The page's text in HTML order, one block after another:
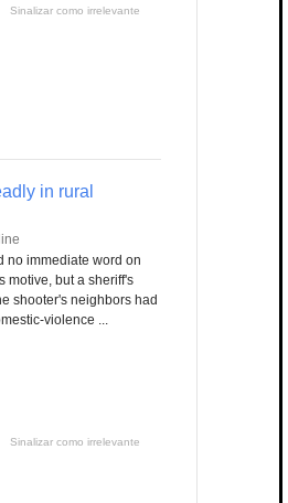
Sinalizar como irrelevante
in rural
no immediate word on
motive, but a sheriff's
shooter's neighbors had
violence ...
Sinalizar como irrelevante